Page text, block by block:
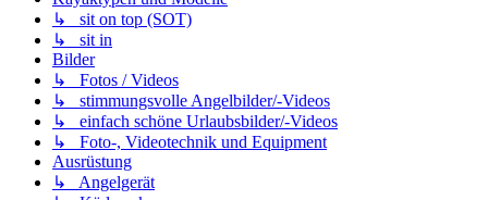
↳ sit on top (SOT)
↳ sit in
Bilder
↳ Fotos / Videos
↳ stimmungsvolle Angelbilder/-Videos
↳ einfach schöne Urlaubsbilder/-Videos
↳ Foto-, Videotechnik und Equipment
Ausrüstung
↳ Angelgerät